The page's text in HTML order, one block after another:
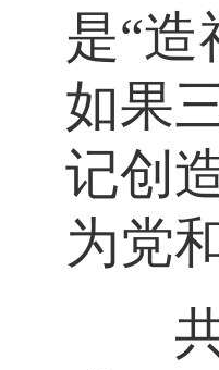
是“
如果
记创
为党
共